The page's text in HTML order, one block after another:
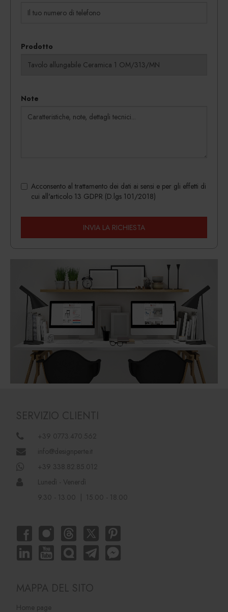
Prodotto
Note
Acconsento al trattamento dei dati ai sensi e per gli effetti di
cui all'articolo 13 GDPR (D.lgs 101/2018)
INVIA LA RICHIESTA
SERVIZIO CLIENTI
+39 0773.470.562
info@designperte.it
+39 338.82.85.012
Lunedì - Venerdì
9.30 - 13.00 | 15.00 - 18.00
MAPPA DEL SITO
Home page